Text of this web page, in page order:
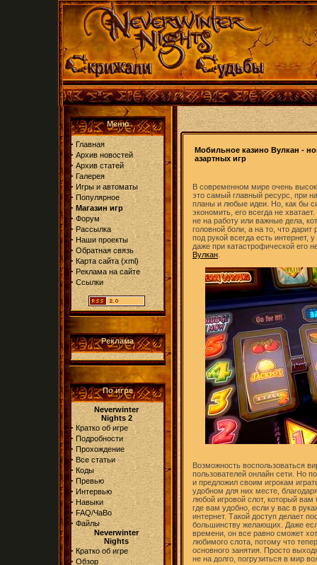
Меню
· Главная
· Архив новостей
· Архив статей
· Галерея
· Игры и автоматы
· Популярное
· Магазин игр
· Форум
· Рассылка
· Наши проекты
· Обратная связь
· Карта сайта(xml)
· Реклама на сайте
· Ссылки
Реклама
По игре
Neverwinter
Nights 2
· Кратко об игре
· Подробности
· Прохождение
· Все статьи
· Коды
· Превью
· Интервью
· Навыки
· FAQ/ЧаВо
· Файлы
Neverwinter
Nights
· Кратко об игре
· Обзор
Мобильное казино Вулкан -
азартных игр
В современном мире очень
это самый главный ресурс, при
планы и любые идеи. Но, как бы
экономить, его всегда не
не на работу или важные дела,
головной боли, а на то, что
под рукой всегда есть интернет,
даже при катастрофической его
Вулкан
Возможность воспользоваться
пользователей онлайн сети. Но
и предложил своим игрокам
удобном для них месте,
любой игровой слот, который
где вам удобно, если у вас в
интернет. Такой доступ делает
большинству желающих. Даже
времени, он все равно сможет
любимого слота, потому что
основного занятия. Просто
не на долго, погрузиться в мир